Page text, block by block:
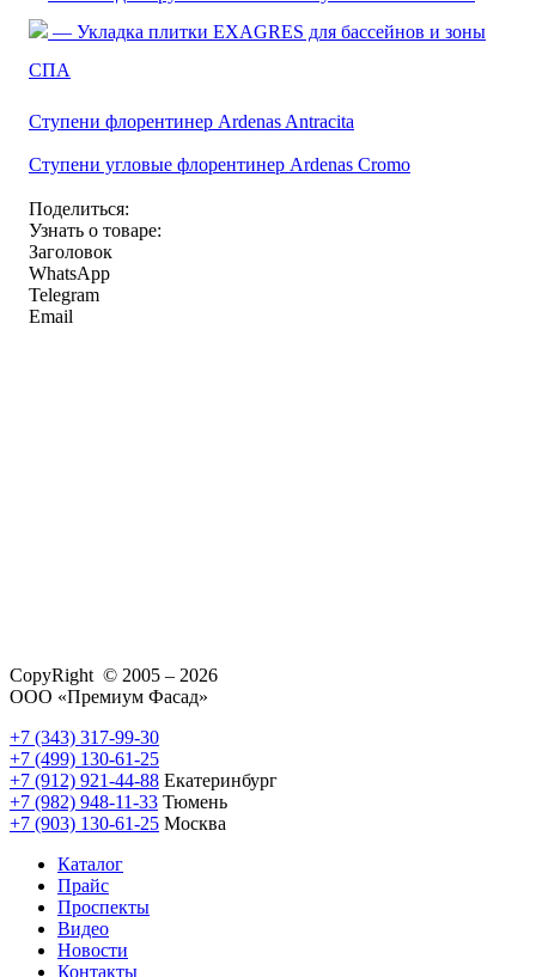
— Укладка плитки EXAGRES для бассейнов и зоны
СПА
Ступени флорентинер Ardenas Antracita
Ступени угловые флорентинер Ardenas Cromo
Поделиться:
Узнать о товаре:
Заголовок
WhatsApp
Telegram
Email
CopyRight © 2005 – 2026
ООО «Премиум Фасад»
+7 (343) 317-99-30
+7 (499) 130-61-25
+7 (912) 921-44-88 Екатеринбург
+7 (982) 948-11-33 Тюмень
+7 (903) 130-61-25 Москва
Каталог
Прайс
Проспекты
Видео
Новости
Контакты